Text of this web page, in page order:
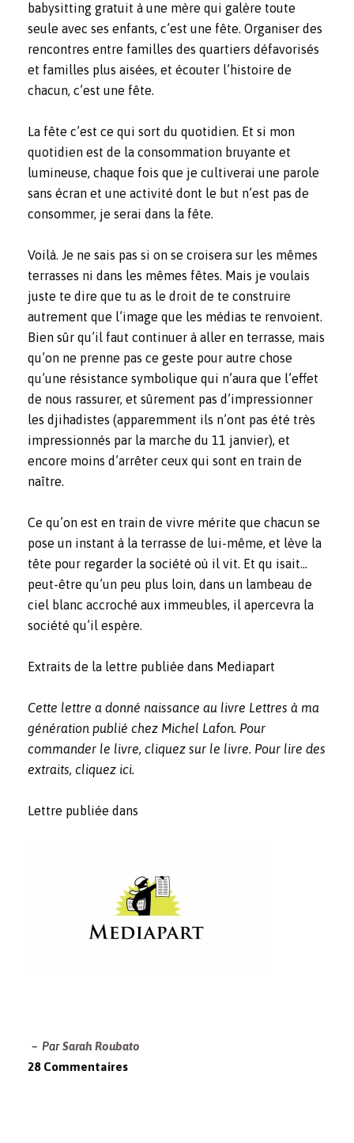
babysitting gratuit à une mère qui galère toute
seule avec ses enfants, c’est une fête. Organiser des
rencontres entre familles des quartiers défavorisés
et familles plus aisées, et écouter l’histoire de
chacun, c’est une fête.
La fête c’est ce qui sort du quotidien. Et si mon
quotidien est de la consommation bruyante et
lumineuse, chaque fois que je cultiverai une parole
sans écran et une activité dont le but n’est pas de
consommer, je serai dans la fête.
Voilà. Je ne sais pas si on se croisera sur les mêmes
terrasses ni dans les mêmes fêtes. Mais je voulais
juste te dire que tu as le droit de te construire
autrement que l’image que les médias te renvoient.
Bien sûr qu’il faut continuer à aller en terrasse, mais
qu’on ne prenne pas ce geste pour autre chose
qu’une résistance symbolique qui n’aura que l’effet
de nous rassurer, et sûrement pas d’impressionner
les djihadistes (apparemment ils n’ont pas été très
impressionnés par la marche du 11 janvier), et
encore moins d’arrêter ceux qui sont en train de
naître.
Ce qu’on est en train de vivre mérite que chacun se
pose un instant à la terrasse de lui-même, et lève la
tête pour regarder la société où il vit. Et qu isait…
peut-être qu’un peu plus loin, dans un lambeau de
ciel blanc accroché aux immeubles, il apercevra la
société qu’il espère.
Extraits de la lettre publiée dans Mediapart
Cette lettre a donné naissance au livre Lettres à ma
génération publié chez Michel Lafon. Pour
commander le livre, cliquez sur le livre. Pour lire des
extraits, cliquez ici.
Lettre publiée dans
ParSarah Roubato
28 Commentaires